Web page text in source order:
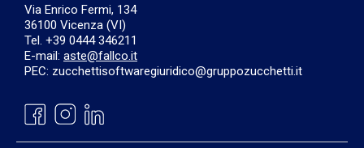
Via Enrico Fermi, 134
36100 Vicenza (VI)
Tel. +39 0444 346211
E-mail: aste@fallco.it
PEC: zucchettisoftwaregiuridico@gruppozucchetti.it